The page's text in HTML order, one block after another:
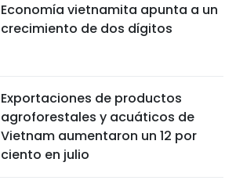
Economía vietnamita apunta a un
crecimiento de dos dígitos
Exportaciones de productos
agroforestales y acuáticos de
Vietnam aumentaron un 12 por
ciento en julio